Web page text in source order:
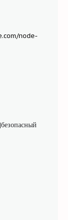
node-